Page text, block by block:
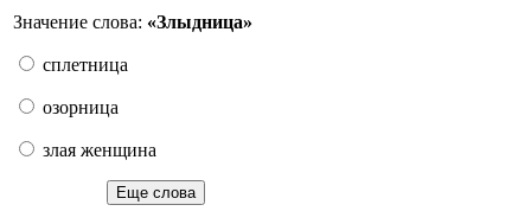
Значение слова: «Злыдница»
сплетница
озорница
злая женщина
Еще слова